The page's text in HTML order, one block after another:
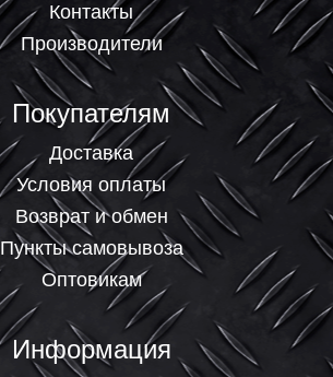
Контакты
Производители
Покупателям
Доставка
Условия оплаты
Возврат и обмен
Пункты самовывоза
Оптовикам
Информация